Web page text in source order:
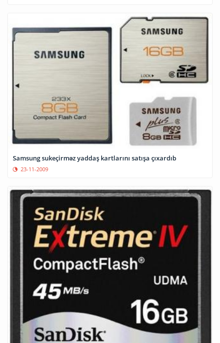
Samsung sukeçirməz yaddaş kartlarını satışa çıxardıb
23-11-2009